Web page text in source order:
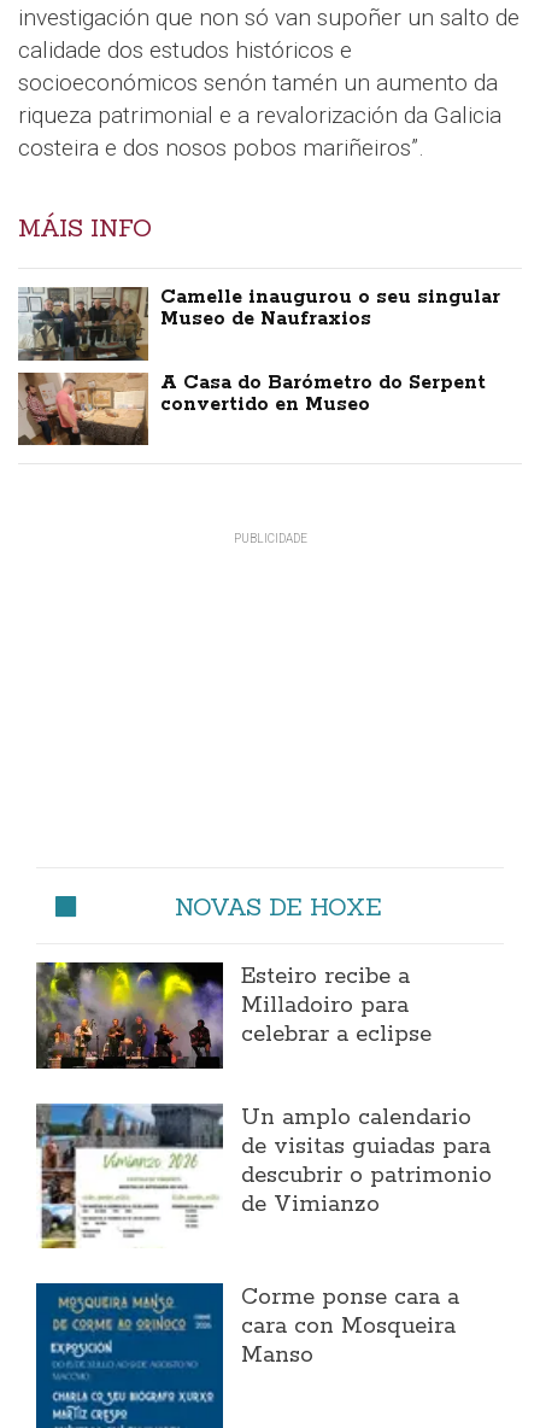
investigación que non só van supoñer un salto de
calidade dos estudos históricos e
socioeconómicos senón tamén un aumento da
riqueza patrimonial e a revalorización da Galicia
costeira e dos nosos pobos mariñeiros”.
MÁIS INFO
Camelle inaugurou o seu singular
Museo de Naufraxios
A Casa do Barómetro do Serpent
convertido en Museo
NOVAS DE HOXE
Esteiro recibe a
Milladoiro para
celebrar a eclipse
Un amplo calendario
de visitas guiadas para
descubrir o patrimonio
de Vimianzo
Corme ponse cara a
cara con Mosqueira
Manso